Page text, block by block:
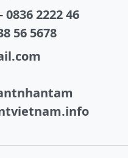
-0836 2222 46
56 5678